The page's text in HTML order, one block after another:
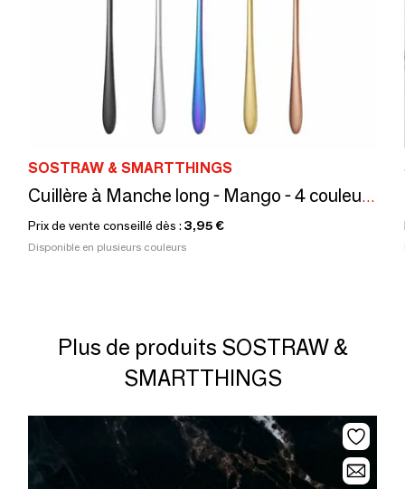
SOSTRAW & SMARTTHINGS
Cuillère à Manche long - Mango - 4 couleurs disponibles
Prix de vente conseillé dès : 3,95 €
Disponible en plusieurs couleurs
Plus de produits SOSTRAW &
SMARTTHINGS